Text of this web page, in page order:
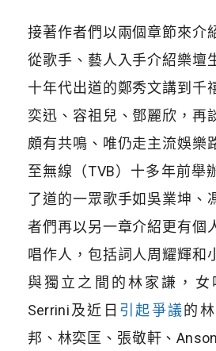
接著作者們以兩個章節來介
從歌手、藝人入手介紹樂壇
十年代出道的鄭秀文講到千
奕迅、容祖兒、鄧麗欣，再
頗有共鳴、唯仍走主流娛樂
至無線（TVB）十多年前舉
了道的一眾歌手如吳業坤、
者們再以另一章介紹更有個
唱作人，包括詞人周耀輝和
與獨立之間的林家謙，女
Serrini及近日 引起爭議的
邦、林奕匡、張敬軒、